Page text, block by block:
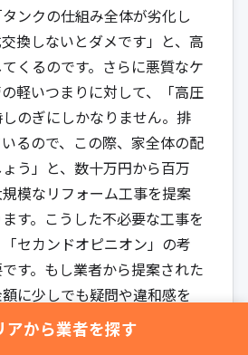
ンクの仕組み全体が劣化し
換しないとダメです」と、高
くるのです。さらに悪質なケ
軽いつまりに対して、「高圧
のぎにしかなりません。排
るので、この際、家全体の配
う」と、数十万円から百万
模なリフォーム工事を提案
す。こうした不必要な工事を
セカンドオピニオン」の考
す。もし業者から提案された
に少しでも疑問や違和感を
契約するのは絶対にやめま
アから業者を探す